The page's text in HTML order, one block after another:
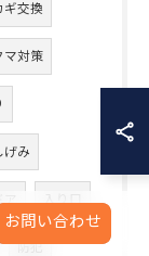
ギ交換
マ対策
げみ
ア 入り口
防犯
お問い合わせ